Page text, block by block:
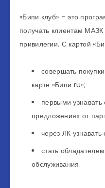
«Бипи клуб» – это
получать клиентам
привилегии. С картой
совершать
карте «Бипи ru»;
первыми узнавать
предложениях от
через ЛК узнавать
стать
обслуживания.